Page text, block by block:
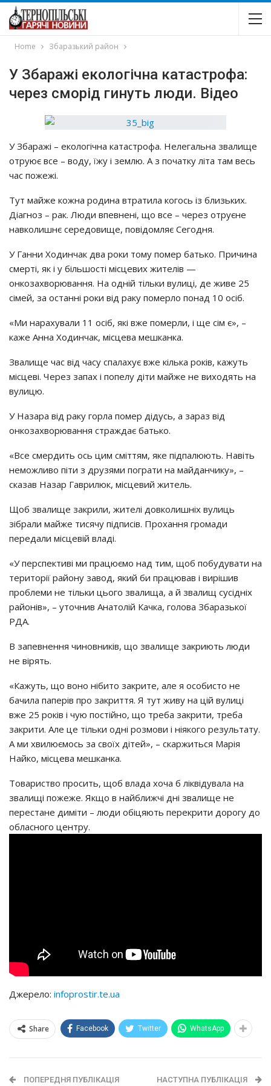
Home Збаразький район
У Збаражі екологічна катастрофа:
через сморід гинуть люди. Відео
У Збаражі – екологічна катастрофа. Нелегальна звалище
отруює все – воду, їжу і землю. А з початку літа там весь
час пожежі.
Тут майже кожна родина втратила когось із близьких.
Діагноз – рак. Люди впевнені, що все – через отруєне
навколишнє середовище, повідомляє Сегодня.
У Ганни Ходинчак два роки тому помер батько. Причина
смерті, як і у більшості місцевих жителів —
онкозахворювання. На одній тільки вулиці, де живе 25
сімей, за останні роки від раку померло понад 10 осіб.
«Ми нарахували 11 осіб, які вже померли, і ще сім є», –
каже Анна Ходинчак, місцева мешканка.
Звалище час від часу спалахує вже кілька років, кажуть
місцеві. Через запах і попелу діти майже не виходять на
вулицю.
У Назара від раку горла помер дідусь, а зараз від
онкозахворювання страждає батько.
«Все смердить ось цим сміттям, яке підпалюють. Навіть
неможливо піти з друзями пограти на майданчику», –
сказав Назар Гаврилюк, місцевий житель.
Щоб звалище закрили, жителі довколишніх вулиць
зібрали майже тисячу підписів. Прохання громади
передали місцевій владі.
«У перспективі ми працюємо над тим, щоб побудувати на
території району завод, який би працював і вирішив
проблеми не тільки цього звалища, а й звалищ сусідніх
районів», – уточнив Анатолій Качка, голова Збаразької
РДА.
В запевнення чиновників, що звалище закриють люди
не вірять.
«Кажуть, що воно нібито закрите, але я особисто не
бачила паперів про закриття. Я тут живу на цій вулиці
вже 25 років і чую постійно, що треба закрити, треба
закрити. Але це тільки одні розмови і ніякого результату.
А ми хвилюємось за своїх дітей», – скаржиться Марія
Найко, місцева мешканка.
Товариство просить, щоб влада хоча б ліквідувала на
звалищі пожежe. Якщо в найближчі дні звалище не
перестане диміти – люди обіцяють перекрити дорогу до
обласного центру.
Джерело: infoprostir.te.ua
Share Facebook Twitter WhatsApp
ПОПЕРЕДНЯ ПУБЛІКАЦІЯ НАСТУПНА ПУБЛІКАЦІЯ